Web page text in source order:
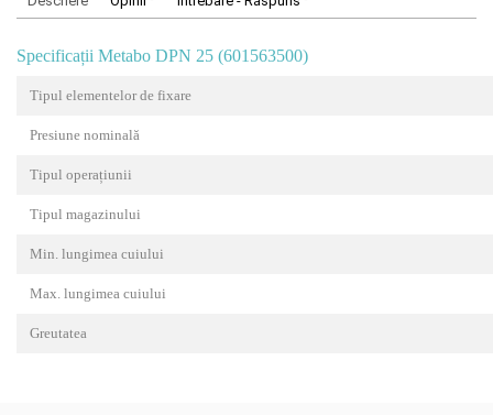
Specificații Metabo DPN 25 (601563500)
Tipul elementelor de fixare
Presiune nominală
Tipul operațiunii
Tipul magazinului
Min. lungimea cuiului
Max. lungimea cuiului
Greutatea